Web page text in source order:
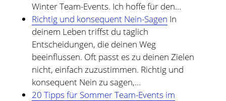
Winter Team-Events. Ich hoffe für den…
Richtig und konsequent Nein-Sagen In
deinem Leben triffst du täglich
Entscheidungen, die deinen Weg
beeinflussen. Oft passt es zu deinen Zielen
nicht, einfach zuzustimmen. Richtig und
konsequent Nein zu sagen,…
20 Tipps für Sommer Team-Events im